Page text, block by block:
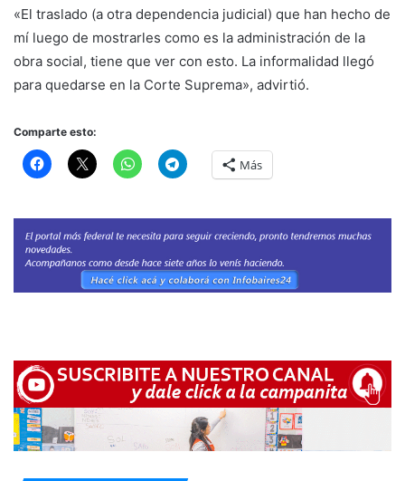
«El traslado (a otra dependencia judicial) que han hecho de
mí luego de mostrarles como es la administración de la
obra social, tiene que ver con esto. La informalidad llegó
para quedarse en la Corte Suprema», advirtió.
Comparte esto:
Más